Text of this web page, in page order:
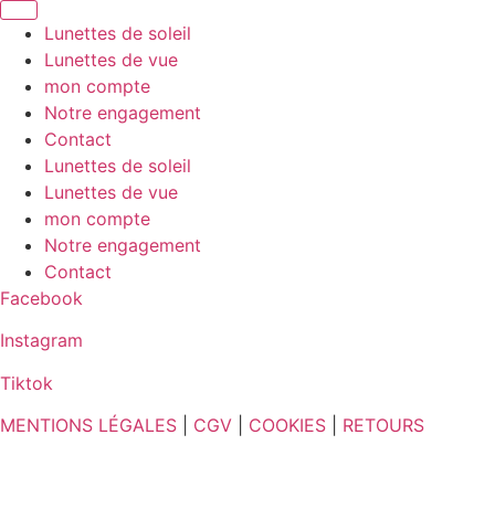
Lunettes de soleil
Lunettes de vue
mon compte
Notre engagement
Contact
Lunettes de soleil
Lunettes de vue
mon compte
Notre engagement
Contact
Facebook
Instagram
Tiktok
MENTIONS LÉGALES
CGV COOKIES RETOURS